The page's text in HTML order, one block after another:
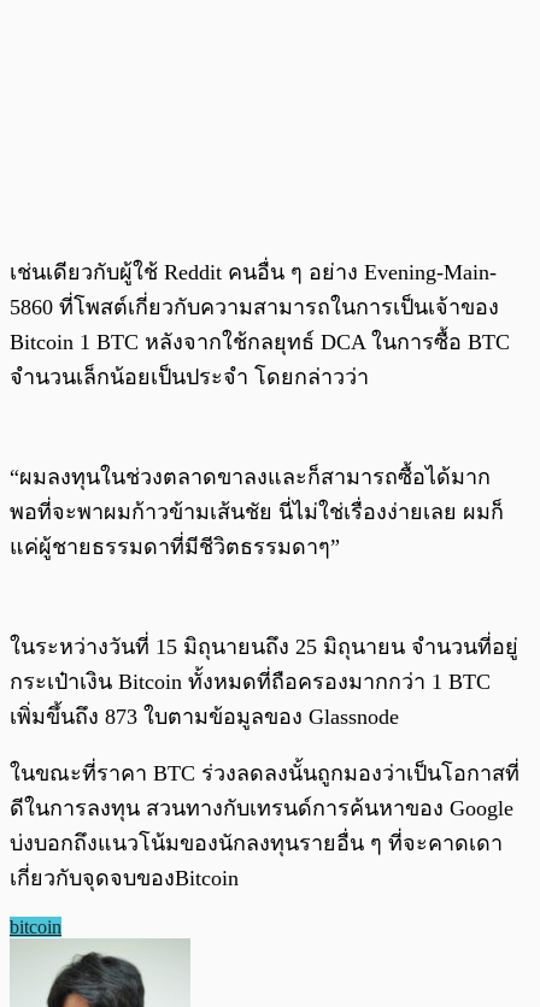
เช่นเดียวกับผู้ใช้ Reddit คนอื่น ๆ อย่าง Evening-Main-
5860 ที่โพสต์เกี่ยวกับความสามารถในการเป็นเจ้าของ
Bitcoin 1 BTC หลังจากใช้กลยุทธ์ DCA ในการซื้อ BTC
จำนวนเล็กน้อยเป็นประจำ โดยกล่าวว่า
“ผมลงทุนในช่วงตลาดขาลงและก็สามารถซื้อได้มาก
พอที่จะพาผมก้าวข้ามเส้นชัย นี่ไม่ใช่เรื่องง่ายเลย ผมก็
แค่ผู้ชายธรรมดาที่มีชีวิตธรรมดาๆ”
ในระหว่างวันที่ 15 มิถุนายนถึง 25 มิถุนายน จำนวนที่อยู่
กระเป๋าเงิน Bitcoin ทั้งหมดที่ถือครองมากกว่า 1 BTC
เพิ่มขึ้นถึง 873 ใบตามข้อมูลของ Glassnode
ในขณะที่ราคา BTC ร่วงลดลงนั้นถูกมองว่าเป็นโอกาสที่
ดีในการลงทุน สวนทางกับเทรนด์การค้นหาของ Google
บ่งบอกถึงแนวโน้มของนักลงทุนรายอื่น ๆ ที่จะคาดเดา
เกี่ยวกับจุดจบของBitcoin
bitcoin